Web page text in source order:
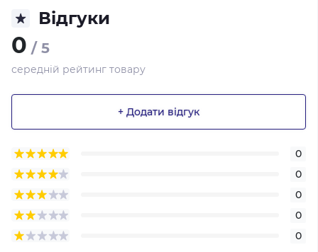
Відгуки
0 / 5
середній рейтинг товару
+ Додати відгук
0
0
0
0
0